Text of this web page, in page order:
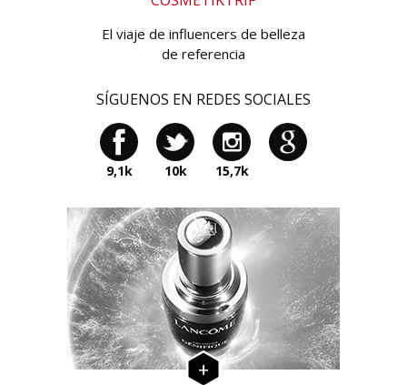
El viaje de influencers de belleza
de referencia
SÍGUENOS EN REDES SOCIALES
9,1k 10k 15,7k